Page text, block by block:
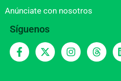
Anúnciate con nosotros
Síguenos
F
a
c
X
-
t
I
n
s
T
h
r